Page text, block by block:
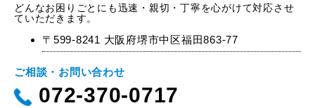
どんなお困りごとにも迅速・親切・丁寧を心がけて対応させ
ていただきます。
〒599-8241 大阪府堺市中区福田863-77
ご相談・お問い合わせ
072-370-0717